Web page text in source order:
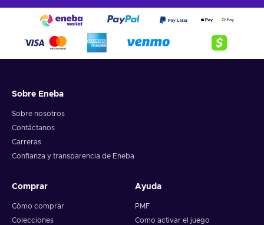
Sobre Eneba
Sobre nosotros
Contáctanos
Carreras
Confianza y transparencia de Eneba
Comprar
Cómo comprar
Colecciones
Ayuda
PMF
Como activar el juego